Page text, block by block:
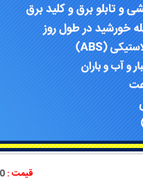
قیمت :